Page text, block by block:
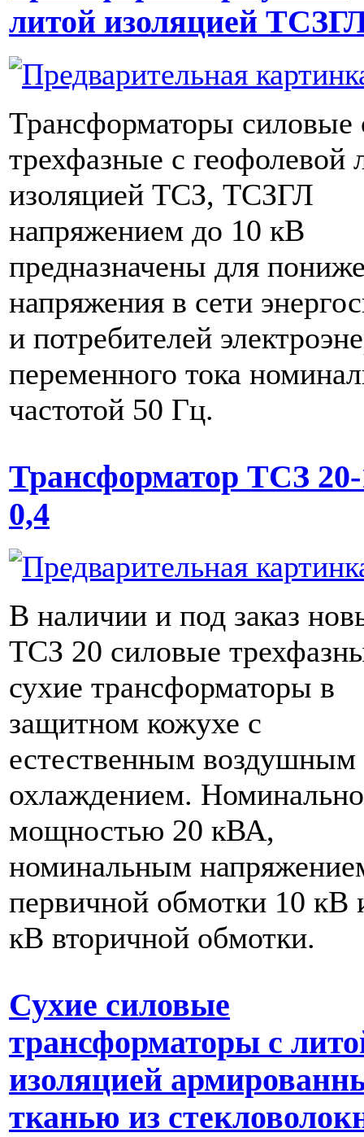
литой изоляцией
Трансформаторы силовые
трехфазные с геофолевой
изоляцией ТСЗ, ТСЗГЛ
напряжением до 10 кВ
предназначены для
напряжения в сети
и потребителей
переменного тока
частотой 50 Гц.
Трансформатор ТСЗ
0,4
В наличии и под заказ
ТСЗ 20 силовые
сухие трансформаторы в
защитном кожухе с
естественным воздушным
охлаждением.
мощностью 20 кВА,
номинальным
первичной обмотки 10 кВ
кВ вторичной обмотки.
Сухие силовые
трансформаторы с
изоляцией
тканью из